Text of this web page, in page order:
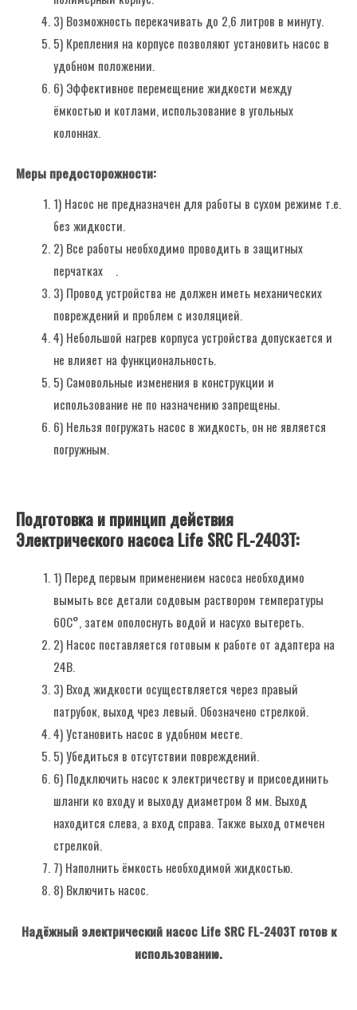
3) Возможность перекачивать до 2,6 литров в минуту.
5) Крепления на корпусе позволяют установить насос в
удобном положении.
6) Эффективное перемещение жидкости между
ёмкостью и котлами, использование в угольных
колоннах.
Меры предосторожности:
1) Насос не предназначен для работы в сухом режиме т.е.
без жидкости.
2) Все работы необходимо проводить в защитных
перчатках .
3) Провод устройства не должен иметь механических
повреждений и проблем с изоляцией.
4) Небольшой нагрев корпуса устройства допускается и
не влияет на функциональность.
5) Самовольные изменения в конструкции и
использование не по назначению запрещены.
6) Нельзя погружать насос в жидкость, он не является
погружным.
Подготовка и принцип действия
Электрического насоса Life SRC FL-2403T:
1) Перед первым применением насоса необходимо
вымыть все детали содовым раствором температуры
60С°, затем ополоснуть водой и насухо вытереть.
2) Насос поставляется готовым к работе от адаптера на
24В.
3) Вход жидкости осуществляется через правый
патрубок, выход чрез левый. Обозначено стрелкой.
4) Установить насос в удобном месте.
5) Убедиться в отсутствии повреждений.
6) Подключить насос к электричеству и присоединить
шланги ко входу и выходу диаметром 8 мм. Выход
находится слева, а вход справа. Также выход отмечен
стрелкой.
7) Наполнить ёмкость необходимой жидкостью.
8) Включить насос.
Надёжный электрический насос Life SRC FL-2403T готов к
использованию.